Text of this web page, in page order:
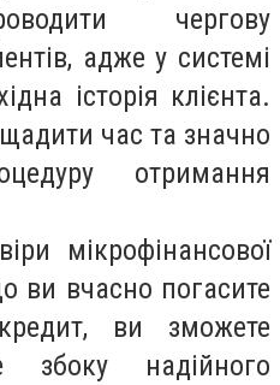
чергову
адже у системі
історія клієнта.
час та значно
отримання
мікрофінансової
ви вчасно погасите
ви зможете
збоку надійного